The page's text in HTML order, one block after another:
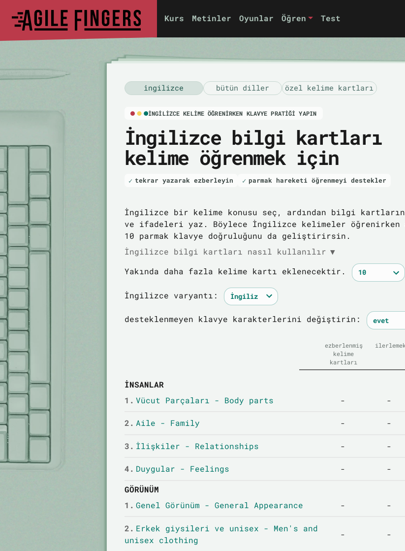
Kurs Metinler Oyunlar Öğren Test
i̇ngilizce bütün diller özel kelime kartları
İNGILIZCE KELIME ÖĞRENIRKEN KLAVYE PRATIĞI YAPIN
İngilizce bilgi kartları
kelime öğrenmek için
tekrar yazarak ezberleyin parmak hareketi öğrenmeyi destekler
İngilizce bir kelime konusu seç, ardından bilgi
ve ifadeleri yaz. Böylece İngilizce kelimeler öğrenirken
10 parmak klavye doğruluğunu da geliştirirsin.
İngilizce bilgi kartları nasıl kullanılır ▼
Yakında daha fazla kelime kartı eklenecektir.
İngilizce varyantı:
desteklenmeyen klavye karakterlerini değiştirin:
ezberlenmiş
kelime
kartları
İNSANLAR
1. Vücut Parçaları - Body parts - -
2. Aile - Family - -
3. İlişkiler - Relationships - -
4. Duygular - Feelings - -
GÖRÜNÜM
1. Genel Görünüm - General Appearance - -
2. Erkek giysileri ve unisex - Men's and
unisex clothing
- -